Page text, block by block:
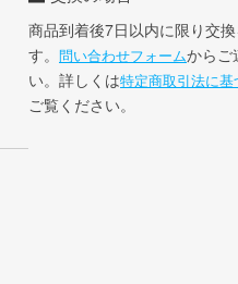
商品到着後7日以内に限り交
す。 問い合わせフォームからご
い。詳しくは特定商取引法に
ご覧ください。